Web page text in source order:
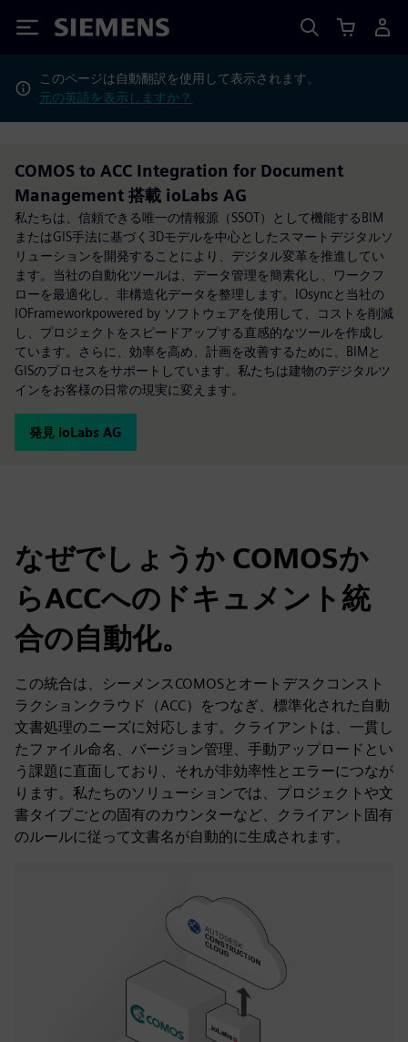
Siemens
このページは自動翻訳を使用して表示されます。
元の英語を表示しますか？
COMOS to ACC Integration for Document
Management 搭載 ioLabs AG
私たちは、信頼できる唯一の情報源（SSOT）として機能するBIM
またはGIS手法に基づく3Dモデルを中心としたスマートデジタルソ
リューションを開発することにより、デジタル変革を推進してい
ます。当社の自動化ツールは、データ管理を簡素化し、ワークフ
ローを最適化し、非構造化データを整理します。IOsyncと当社の
IOFrameworkpowered by ソフトウェアを使用して、コストを削減
し、プロジェクトをスピードアップする直感的なツールを作成し
ています。さらに、効率を高め、計画を改善するために、BIMと
GISのプロセスをサポートしています。私たちは建物のデジタルツ
インをお客様の日常の現実に変えます。
発見 ioLabs AG
なぜでしょうか COMOSか
らACCへのドキュメント統
合の自動化。
この統合は、シーメンスCOMOSとオートデスクコンスト
ラクションクラウド（ACC）をつなぎ、標準化された自動
文書処理のニーズに対応します。クライアントは、一貫し
たファイル命名、バージョン管理、手動アップロードとい
う課題に直面しており、それが非効率性とエラーにつなが
ります。私たちのソリューションでは、プロジェクトや文
書タイプごとの固有のカウンターなど、クライアント固有
のルールに従って文書名が自動的に生成されます。